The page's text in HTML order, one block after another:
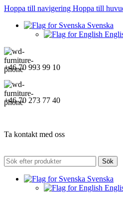
Hoppa till navigering Hoppa till
Svenska
+46 70 993 99 10
+46 70 273 77 40
Ta kontakt med oss
Sök
Svenska